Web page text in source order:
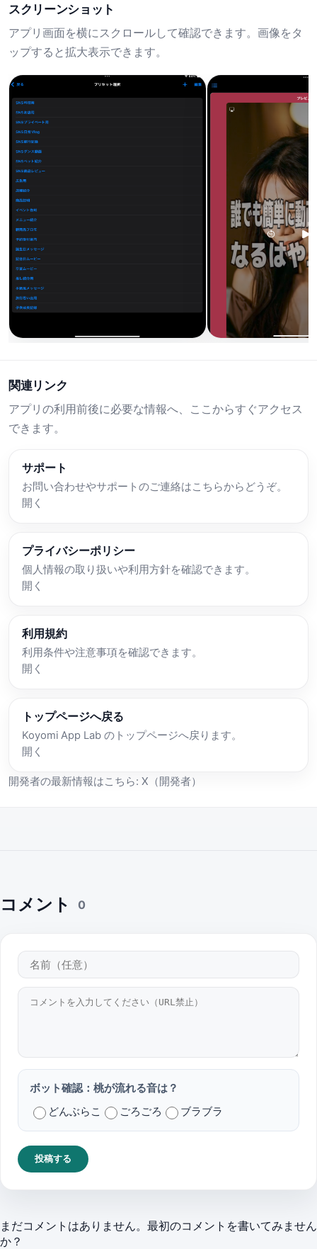
スクリーンショット
アプリ画面を横にスクロールして確認できます。画像をタ
ップすると拡大表示できます。
関連リンク
アプリの利用前後に必要な情報へ、ここからすぐアクセス
できます。
サポート
お問い合わせやサポートのご連絡はこちらからどうぞ。
開く
プライバシーポリシー
個人情報の取り扱いや利用方針を確認できます。
開く
利用規約
利用条件や注意事項を確認できます。
開く
トップページへ戻る
Koyomi App Lab のトップページへ戻ります。
開く
開発者の最新情報はこちら: X（開発者）
コメント 0
ボット確認：桃が流れる音は？
どんぶらこ
ごろごろ ブラブラ
投稿する
まだコメントはありません。最初のコメントを書いてみません
か？